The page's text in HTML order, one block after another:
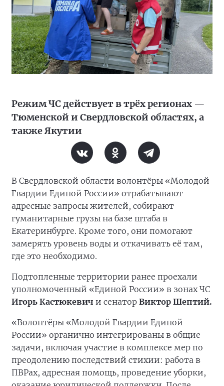
Режим ЧС действует в трёх регионах —
Тюменской и Свердловской областях, а
также Якутии
В Свердловской области волонтёры «Молодой
Гвардии Единой России» отрабатывают
адресные запросы жителей, собирают
гуманитарные грузы на базе штаба в
Екатеринбурге. Кроме того, они помогают
замерять уровень воды и откачивать её там,
где это необходимо.
Подтопленные территории ранее проехали
уполномоченный «Единой России» в зонах ЧС
Игорь Кастюкевич и сенатор Виктор Шептий.
«Волонтёры «Молодой Гвардии Единой
России» органично интегрированы в общие
задачи, включая участие в комплексе мер по
преодолению последствий стихии: работа в
ПВРах, адресная помощь, проведение уборки,